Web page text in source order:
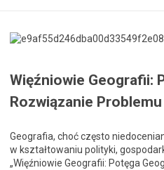
Więźniowie Geografii:
Rozwiązanie Problemu
Geografia, choć często
w kształtowaniu polityki,
„Więźniowie Geografii: Potęga